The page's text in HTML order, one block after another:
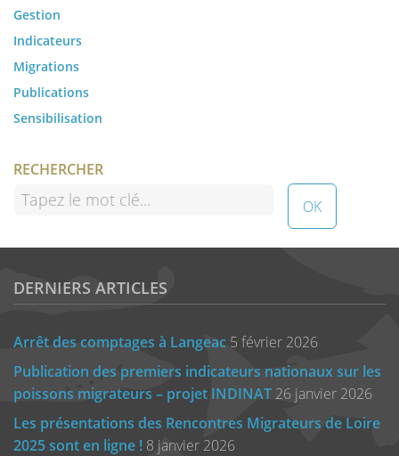
Gestion
Indicateurs
Migrations
Publications
Sensibilisation
RECHERCHER
DERNIERS ARTICLES
Arrêt des comptages à Langeac 5 février 2026
Publication des premiers indicateurs nationaux sur les
poissons migrateurs – projet INDINAT 26 janvier 2026
Les présentations des Rencontres Migrateurs de Loire
2025 sont en ligne ! 8 janvier 2026